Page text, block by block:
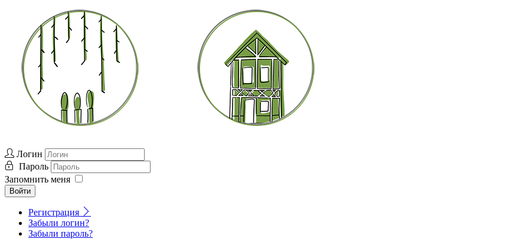
Логин
Пароль
Запомнить меня
Войти
Регистрация
Забыли логин?
Забыли пароль?